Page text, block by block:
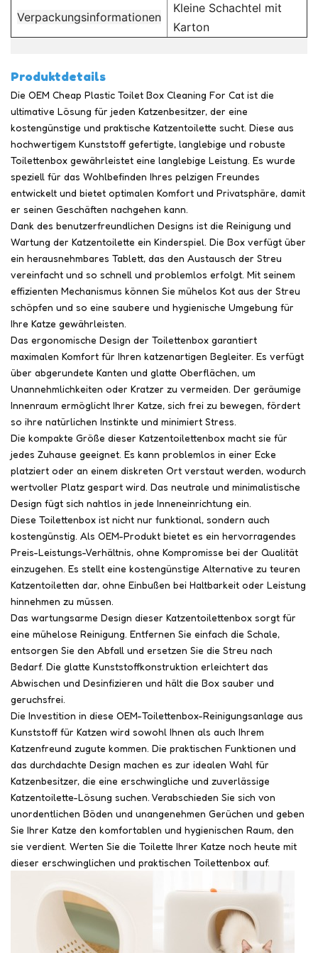
Verpackungsinformationen
Kleine Schachtel mit
Karton
Produktdetails
Die OEM Cheap Plastic Toilet Box Cleaning For Cat ist die
ultimative Lösung für jeden Katzenbesitzer, der eine
kostengünstige und praktische Katzentoilette sucht. Diese aus
hochwertigem Kunststoff gefertigte, langlebige und robuste
Toilettenbox gewährleistet eine langlebige Leistung. Es wurde
speziell für das Wohlbefinden Ihres pelzigen Freundes
entwickelt und bietet optimalen Komfort und Privatsphäre, damit
er seinen Geschäften nachgehen kann.
Dank des benutzerfreundlichen Designs ist die Reinigung und
Wartung der Katzentoilette ein Kinderspiel. Die Box verfügt über
ein herausnehmbares Tablett, das den Austausch der Streu
vereinfacht und so schnell und problemlos erfolgt. Mit seinem
effizienten Mechanismus können Sie mühelos Kot aus der Streu
schöpfen und so eine saubere und hygienische Umgebung für
Ihre Katze gewährleisten.
Das ergonomische Design der Toilettenbox garantiert
maximalen Komfort für Ihren katzenartigen Begleiter. Es verfügt
über abgerundete Kanten und glatte Oberflächen, um
Unannehmlichkeiten oder Kratzer zu vermeiden. Der geräumige
Innenraum ermöglicht Ihrer Katze, sich frei zu bewegen, fördert
so ihre natürlichen Instinkte und minimiert Stress.
Die kompakte Größe dieser Katzentoilettenbox macht sie für
jedes Zuhause geeignet. Es kann problemlos in einer Ecke
platziert oder an einem diskreten Ort verstaut werden, wodurch
wertvoller Platz gespart wird. Das neutrale und minimalistische
Design fügt sich nahtlos in jede Inneneinrichtung ein.
Diese Toilettenbox ist nicht nur funktional, sondern auch
kostengünstig. Als OEM-Produkt bietet es ein hervorragendes
Preis-Leistungs-Verhältnis, ohne Kompromisse bei der Qualität
einzugehen. Es stellt eine kostengünstige Alternative zu teuren
Katzentoiletten dar, ohne Einbußen bei Haltbarkeit oder Leistung
hinnehmen zu müssen.
Das wartungsarme Design dieser Katzentoilettenbox sorgt für
eine mühelose Reinigung. Entfernen Sie einfach die Schale,
entsorgen Sie den Abfall und ersetzen Sie die Streu nach
Bedarf. Die glatte Kunststoffkonstruktion erleichtert das
Abwischen und Desinfizieren und hält die Box sauber und
geruchsfrei.
Die Investition in diese OEM-Toilettenbox-Reinigungsanlage aus
Kunststoff für Katzen wird sowohl Ihnen als auch Ihrem
Katzenfreund zugute kommen. Die praktischen Funktionen und
das durchdachte Design machen es zur idealen Wahl für
Katzenbesitzer, die eine erschwingliche und zuverlässige
Katzentoilette-Lösung suchen. Verabschieden Sie sich von
unordentlichen Böden und unangenehmen Gerüchen und geben
Sie Ihrer Katze den komfortablen und hygienischen Raum, den
sie verdient. Werten Sie die Toilette Ihrer Katze noch heute mit
dieser erschwinglichen und praktischen Toilettenbox auf.